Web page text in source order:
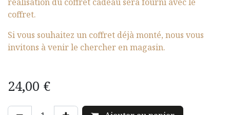
coffret.
Si vous souhaitez un coffret déjà monté, nous vous
invitons à venir le chercher en magasin.
24,00 €